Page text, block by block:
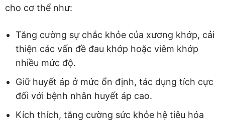
cho cơ thể như:
Tăng cường sự chắc khỏe của xương khớp, cải
thiện các vấn đề đau khớp hoặc viêm khớp
nhiều mức độ.
Giữ huyết áp ở mức ổn định, tác dụng tích cực
đối với bệnh nhân huyết áp cao.
Kích thích, tăng cường sức khỏe hệ tiêu hóa